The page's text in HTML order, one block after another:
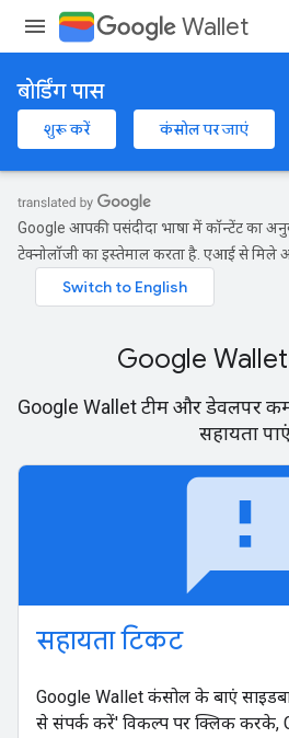
Wallet
बोर्डिंग पास
शुरू करें कंसोल पर जाएं
Google आपकी पसंदीदा भाषा में कॉन्टेंट का
टेक्नोलॉजी का इस्तेमाल करता है. एआई से मिले
Google Wallet
Google Wallet टीम और डेवलपर
सहायता
सहायता टिकट
Google Wallet कंसोल के बाएं
से संपर्क करें' विकल्प पर क्लिक करके,